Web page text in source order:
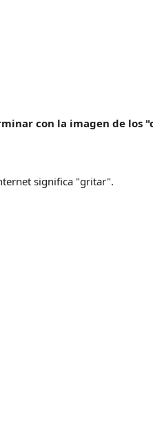
con la imagen de los
significa "gritar".